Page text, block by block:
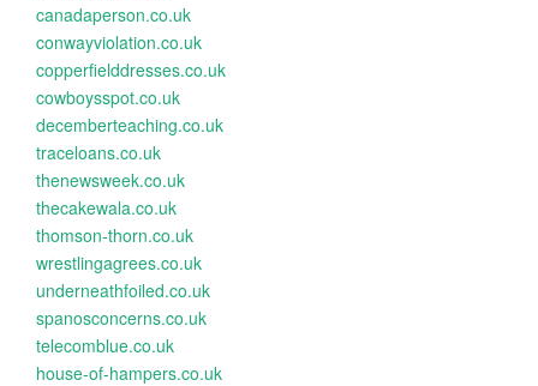
canadaperson.co.uk
conwayviolation.co.uk
copperfielddresses.co.uk
cowboysspot.co.uk
decemberteaching.co.uk
traceloans.co.uk
thenewsweek.co.uk
thecakewala.co.uk
thomson-thorn.co.uk
wrestlingagrees.co.uk
underneathfoiled.co.uk
spanosconcerns.co.uk
telecomblue.co.uk
house-of-hampers.co.uk